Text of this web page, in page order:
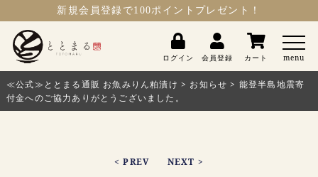
新規会員登録 で100ポイントプレゼント！
ログイン 会員登録 カート menu
≪公式≫ととまる通販 お魚みりん粕漬け > お知らせ > 能登半島地震寄
付金へのご協力ありがとうございました。
< PREV NEXT >